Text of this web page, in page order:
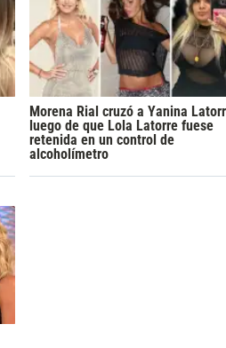
Morena Rial cruzó a Yanina
luego de que Lola Latorre fuese
retenida en un control de
alcoholímetro